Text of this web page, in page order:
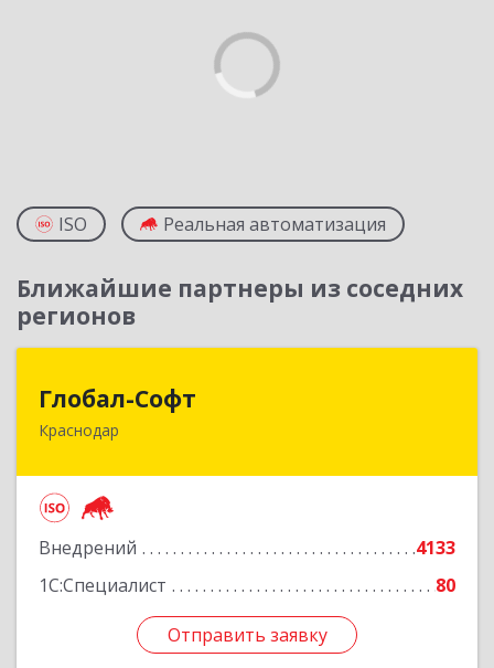
ISO Реальная автоматизация
Ближайшие партнеры из соседних
регионов
Глобал-Софт
Краснодар
Внедрений
4133
1С:Специалист
80
Отправить заявку
350018, Краснодарский край, Краснодар г,
Отправить заявку